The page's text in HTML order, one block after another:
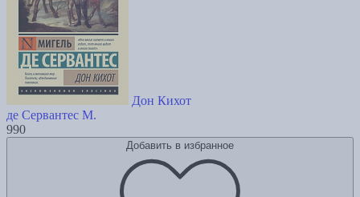
Дон Кихот
де Сервантес М.
990
Добавить в избранное